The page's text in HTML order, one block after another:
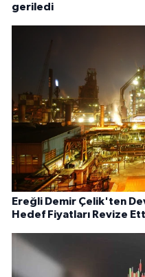
geriledi
Ereğli Demir Çelik'ten
Hedef Fiyatları Revize